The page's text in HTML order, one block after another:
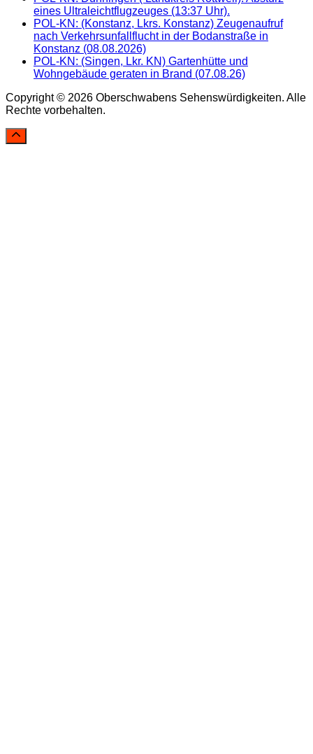
eines Ultraleichtflugzeuges (13:37 Uhr).
POL-KN: (Konstanz, Lkrs. Konstanz) Zeugenaufruf
nach Verkehrsunfallflucht in der Bodanstraße in
Konstanz (08.08.2026)
POL-KN: (Singen, Lkr. KN) Gartenhütte und
Wohngebäude geraten in Brand (07.08.26)
Copyright © 2026 Oberschwabens Sehenswürdigkeiten. Alle
Rechte vorbehalten.